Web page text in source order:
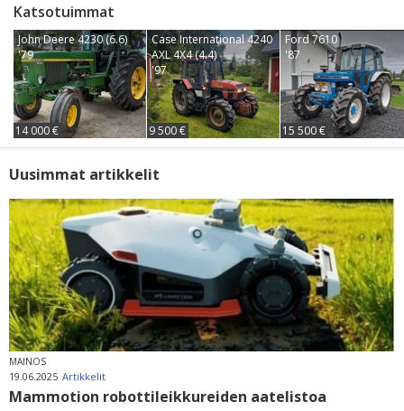
Katsotuimmat
John Deere 4230 (6.6)
'79
14 000 €
Case International 4240
AXL 4X4 (4.4)
'97
9 500 €
Ford 7610
'87
15 500 €
Uusimmat artikkelit
MAINOS
19.06.2025 Artikkelit
Mammotion robottileikkureiden aatelistoa